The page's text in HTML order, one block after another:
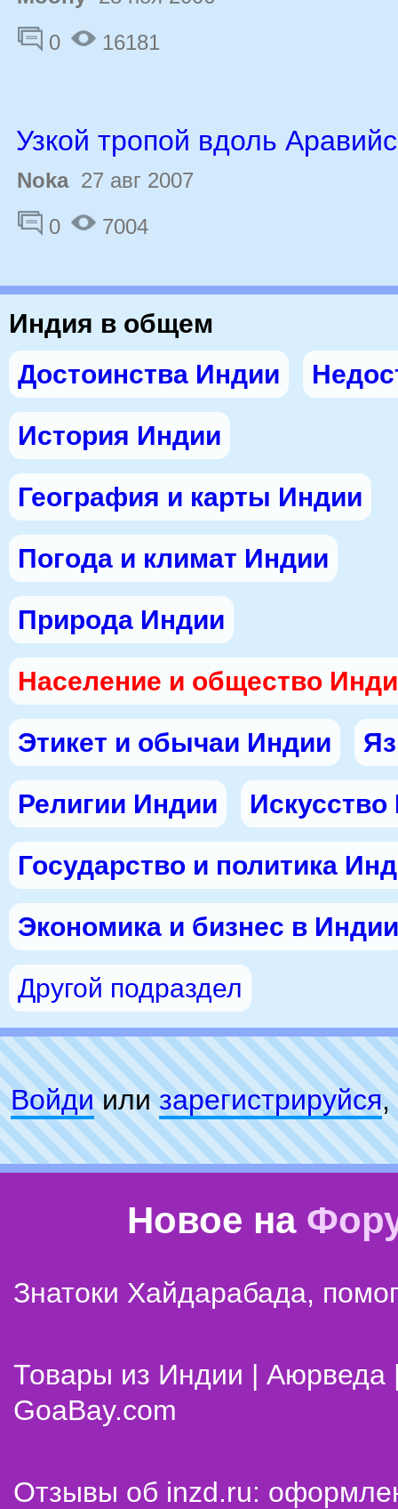
0
16181
Узкой тропой вдоль
Noka27 авг 2007
0
7004
Индия в общем
Достоинства Индии
История Индии
География и карты Индии
Погода и климат Индии
Природа Индии
Население и общество
Этикет и обычаи Индии
Религии Индии
Государство и политика
Экономика и бизнес в Индии
Другой подраздел
Войдиилизарeгиcтpируйся,
Новое на
Знатоки Хайдарабада,
Товары из Индии | Аюрведа
GoaBay.com
Отзывы об inzd.ru: